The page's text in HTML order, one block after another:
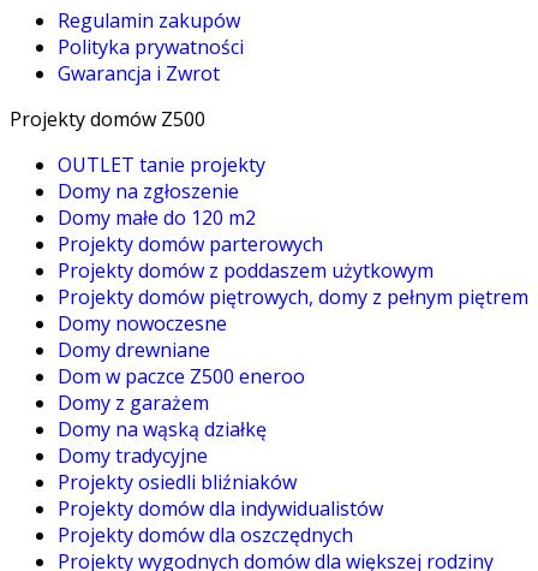
Regulamin zakupów
Polityka prywatności
Gwarancja i Zwrot
Projekty domów Z500
OUTLET tanie projekty
Domy na zgłoszenie
Domy małe do 120 m2
Projekty domów parterowych
Projekty domów z poddaszem użytkowym
Projekty domów piętrowych, domy z pełnym piętrem
Domy nowoczesne
Domy drewniane
Dom w paczce Z500 eneroo
Domy z garażem
Domy na wąską działkę
Domy tradycyjne
Projekty osiedli bliźniaków
Projekty domów dla indywidualistów
Projekty domów dla oszczędnych
Projekty wygodnych domów dla większej rodziny